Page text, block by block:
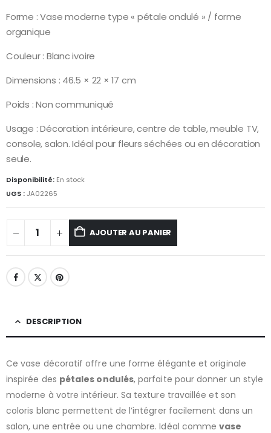
Forme : Vase moderne type « pétale ondulé » / forme
organique
Couleur : Blanc ivoire
Dimensions : 46.5 × 22 × 17 cm
Poids : Non communiqué
Usage : Décoration intérieure, centre de table, meuble TV,
console, salon. Idéal pour fleurs séchées ou en décoration
seule.
Disponibilité: En stock
UGS :JA02265
AJOUTER AU PANIER
DESCRIPTION
Ce vase décoratif offre une forme élégante et originale
inspirée des pétales ondulés, parfaite pour donner un style
moderne à votre intérieur. Sa texture travaillée et son
coloris blanc permettent de l’intégrer facilement dans un
salon, une entrée ou une chambre. Idéal commevase